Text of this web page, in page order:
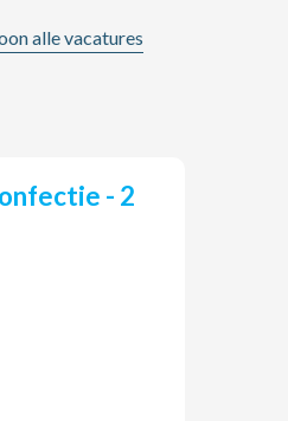
alle vacatures